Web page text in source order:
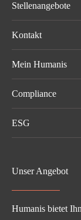
Stellenangebote
Kontakt
Mein Humanis
Compliance
ESG
Unser Angebot
Humanis bietet